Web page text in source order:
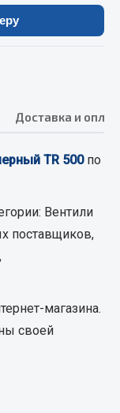
Доставка и
TR 500по
Вентили
поставщиков,
магазина.
своей